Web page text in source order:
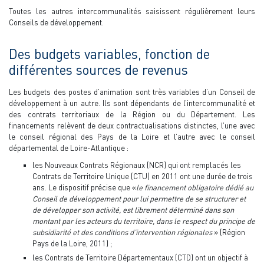
Toutes les autres intercommunalités saisissent régulièrement leurs
Conseils de développement.
Des budgets variables, fonction de
différentes sources de revenus
Les budgets des postes d’animation sont très variables d’un Conseil de
développement à un autre. Ils sont dépendants de l’intercommunalité et
des contrats territoriaux de la Région ou du Département. Les
financements relèvent de deux contractualisations distinctes, l’une avec
le conseil régional des Pays de la Loire et l’autre avec le conseil
départemental de Loire-Atlantique :
les Nouveaux Contrats Régionaux (NCR) qui ont remplacés les
Contrats de Territoire Unique (CTU) en 2011 ont une durée de trois
ans. Le dispositif précise que «le financement obligatoire dédié au
Conseil de développement pour lui permettre de se structurer et
de développer son activité, est librement déterminé dans son
montant par les acteurs du territoire, dans le respect du principe de
subsidiarité et des conditions d’intervention régionales » (Région
Pays de la Loire, 2011) ;
les Contrats de Territoire Départementaux (CTD) ont un objectif à